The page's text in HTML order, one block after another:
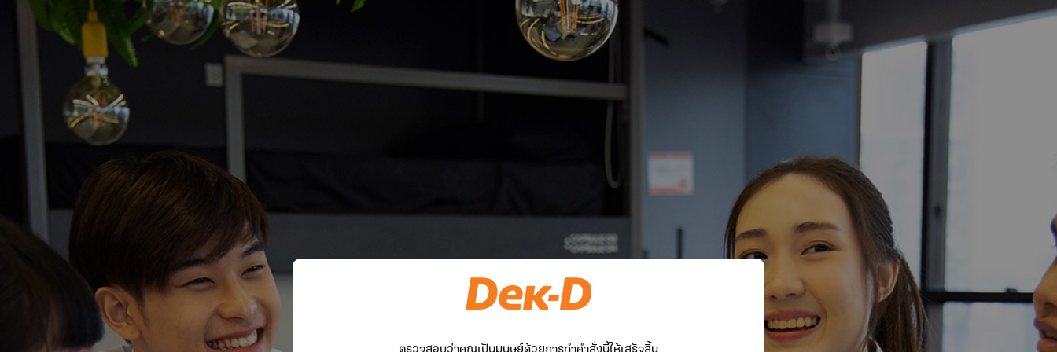
ตรวจสอบว่าคุณเป็นมนุษย์ด้วยการทำคำสั่งนี้ให้เสร็จสิ้น